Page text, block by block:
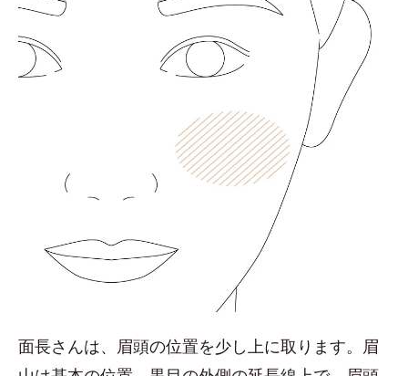
面長さんは、眉頭の位置を少し上に取ります。眉